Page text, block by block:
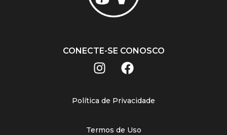
CONECTE-SE CONOSCO
Política de Privacidade
Termos de Uso